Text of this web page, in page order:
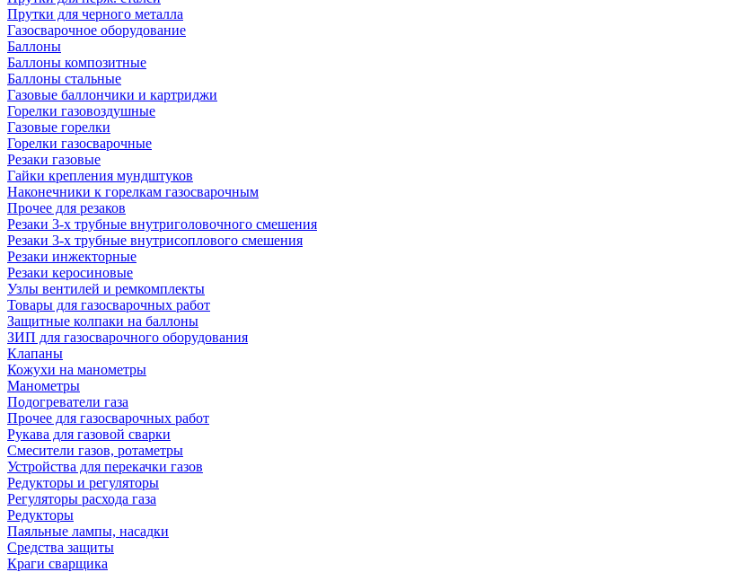
Прутки для черного металла
Газосварочное оборудование
Баллоны
Баллоны композитные
Баллоны стальные
Газовые баллончики и картриджи
Горелки газовоздушные
Газовые горелки
Горелки газосварочные
Резаки газовые
Гайки крепления мундштуков
Наконечники к горелкам газосварочным
Прочее для резаков
Резаки 3-х трубные внутриголовочного смешения
Резаки 3-х трубные внутрисоплового смешения
Резаки инжекторные
Резаки керосиновые
Узлы вентилей и ремкомплекты
Товары для газосварочных работ
Защитные колпаки на баллоны
ЗИП для газосварочного оборудования
Клапаны
Кожухи на манометры
Манометры
Подогреватели газа
Прочее для газосварочных работ
Рукава для газовой сварки
Смесители газов, ротаметры
Устройства для перекачки газов
Редукторы и регуляторы
Регуляторы расхода газа
Редукторы
Паяльные лампы, насадки
Средства защиты
Краги сварщика